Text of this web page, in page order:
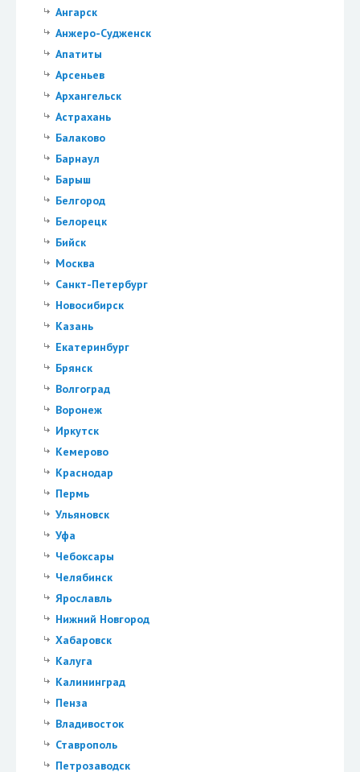
Ангарск
Анжеро-Судженск
Апатиты
Арсеньев
Архангельск
Астрахань
Балаково
Барнаул
Барыш
Белгород
Белорецк
Бийск
Москва
Санкт-Петербург
Новосибирск
Казань
Екатеринбург
Брянск
Волгоград
Воронеж
Иркутск
Кемерово
Краснодар
Пермь
Ульяновск
Уфа
Чебоксары
Челябинск
Ярославль
Нижний Новгород
Хабаровск
Калуга
Калининград
Пенза
Владивосток
Ставрополь
Петрозаводск